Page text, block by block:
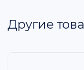
Другие